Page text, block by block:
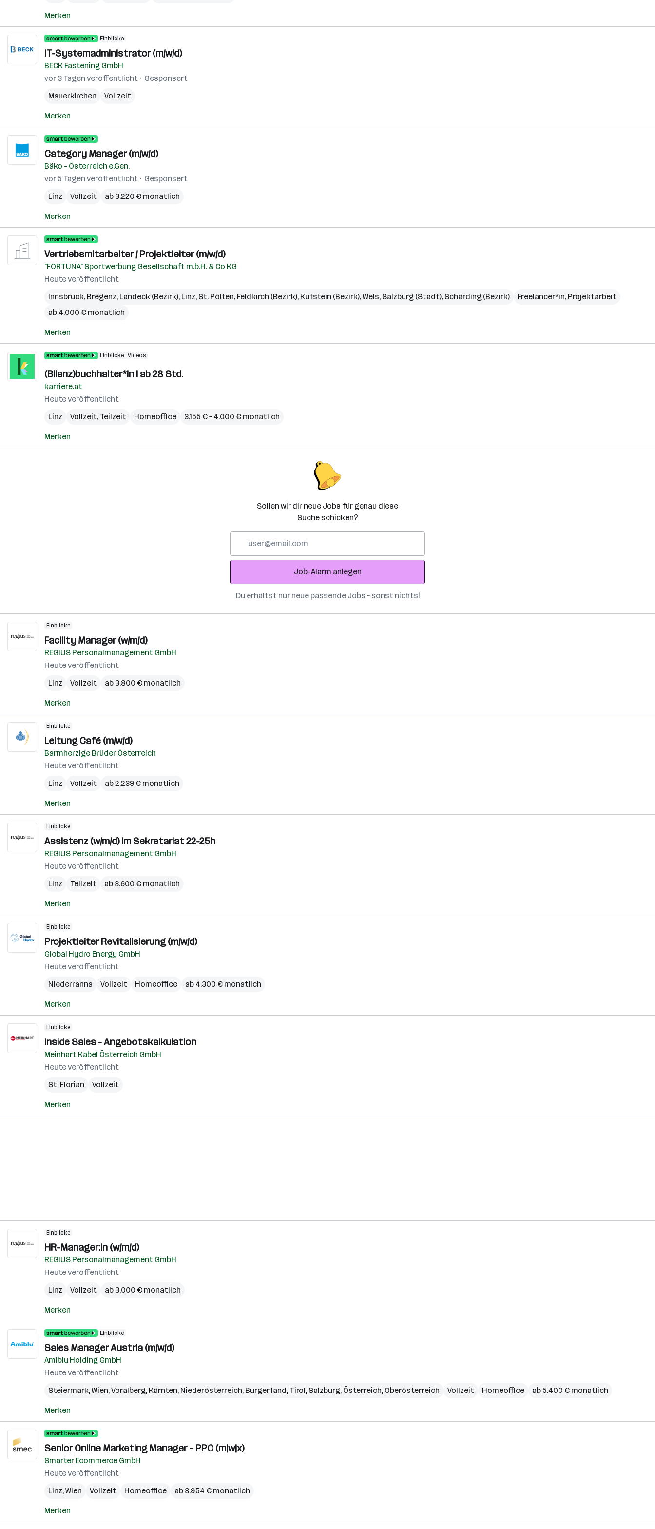
Merken
Einblicke
IT-Systemadministrator (m/w/d)
BECK Fastening GmbH
vor 3 Tagen veröffentlicht
Gesponsert
Mauerkirchen
Vollzeit
Merken
Category Manager (m/w/d)
Bäko - Österreich e.Gen.
vor 5 Tagen veröffentlicht
Gesponsert
Linz
Vollzeit ab 3.220 € monatlich
Merken
Vertriebsmitarbeiter / Projektleiter (m/w/d)
"FORTUNA" Sportwerbung Gesellschaft m.b.H. & Co KG
Heute veröffentlicht
Innsbruck, Bregenz, Landeck (Bezirk), Linz, St. Pölten, Feldkirch (Bezirk), Kufstein (Bezirk),Wels, Salzburg (Stadt), Schärding (Bezirk)
Freelancer*in, Projektarbeit
ab 4.000 € monatlich
Merken
Einblicke Videos
(Bilanz)buchhalter*In I ab 28 Std.
karriere.at
Heute veröffentlicht
Linz
Vollzeit, Teilzeit Homeoffice 3.155 € – 4.000 € monatlich
Merken
Sollen wir dir neue Jobs für genau diese
Suche schicken?
Adresse
Job-Alarm anlegen
Du erhältst nur neue passende Jobs – sonst nichts!
Einblicke
Facility Manager (w/m/d)
REGIUS Personalmanagement GmbH
Heute veröffentlicht
Linz
Vollzeit ab 3.800 € monatlich
Merken
Einblicke
Leitung Café (m/w/d)
Barmherzige Brüder Österreich
Heute veröffentlicht
Linz
Vollzeit ab 2.239 € monatlich
Merken
Einblicke
Assistenz (w/m/d) im Sekretariat 22-25h
REGIUS Personalmanagement GmbH
Heute veröffentlicht
Linz
Teilzeit ab 3.600 € monatlich
Merken
Einblicke
Projektleiter Revitalisierung (m/w/d)
Global Hydro Energy GmbH
Heute veröffentlicht
Niederranna
Vollzeit Homeoffice ab 4.300 € monatlich
Merken
Einblicke
Inside Sales - Angebotskalkulation
Meinhart Kabel Österreich GmbH
Heute veröffentlicht
St. Florian
Vollzeit
Merken
Einblicke
HR-Manager:in (w/m/d)
REGIUS Personalmanagement GmbH
Heute veröffentlicht
Linz
Vollzeit ab 3.000 € monatlich
Merken
Einblicke
Sales Manager Austria (m/w/d)
Amiblu Holding GmbH
Heute veröffentlicht
Steiermark,Wien,Voralberg, Kärnten, Niederösterreich, Burgenland, Tirol, Salzburg, Österreich, Oberösterreich Vollzeit Homeoffice ab 5.400 € monatlich
Merken
Senior Online Marketing Manager – PPC (m|w|x)
Smarter Ecommerce GmbH
Heute veröffentlicht
Linz,Wien Vollzeit Homeoffice ab 3.954 € monatlich
Merken